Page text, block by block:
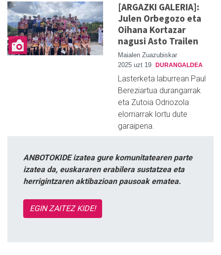
[ARGAZKI GALERIA]:
Julen Orbegozo eta
Oihana Kortazar
nagusi Asto Trailen
Maialen Zuazubiskar
2025 uzt 19 DURANGALDEA
Lasterketa laburrean Paul
Bereziartua durangarrak
eta Zutoia Odriozola
elorriarrak lortu dute
garaipena.
ANBOTOKIDE izatea gure komunitatearen parte
izatea da, euskararen erabilera sustatzea eta
herrigintzaren aktibazioan pausoak ematea.
EGIN ZAITEZ KIDE!